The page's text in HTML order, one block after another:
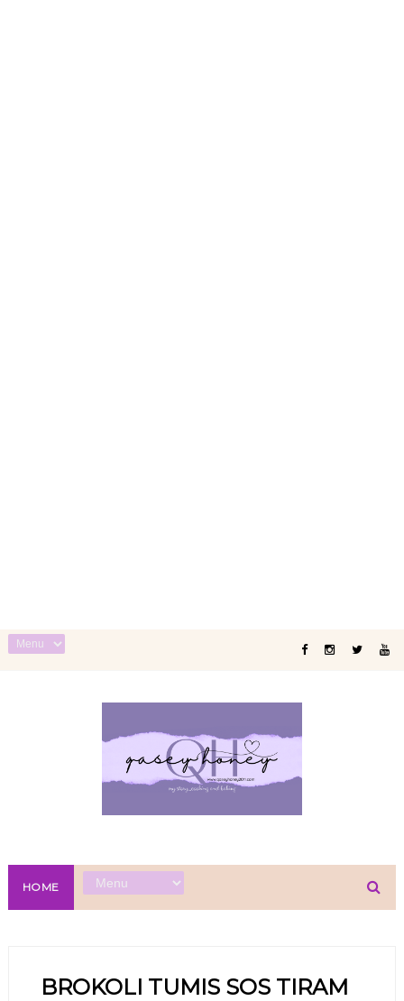
HOME
BROKOLI TUMIS SOS TIRAM